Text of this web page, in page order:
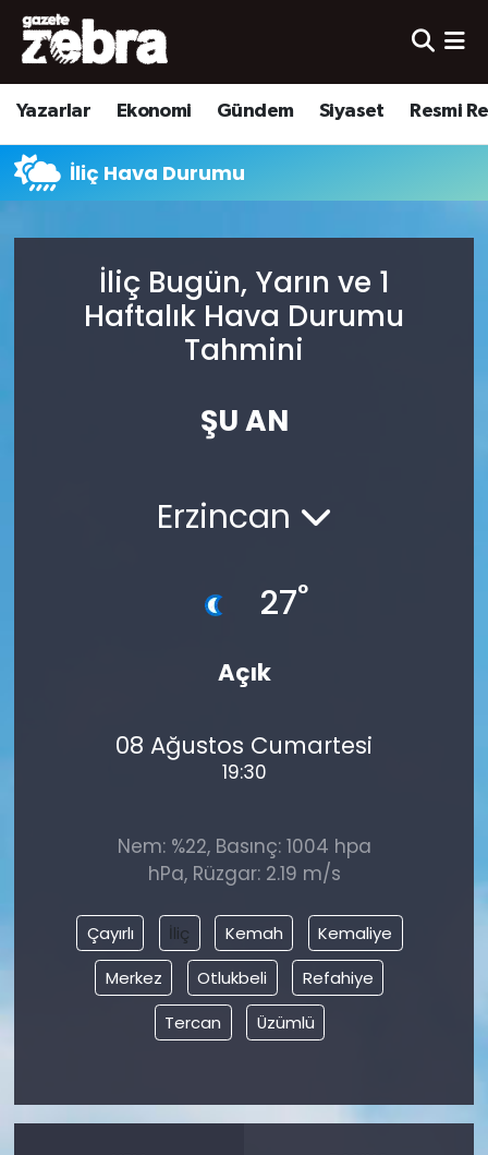
Yazarlar Ekonomi Gündem Siyaset Resmi
İliç Hava Durumu
İliç Bugün, Yarın ve 1
Haftalık Hava Durumu
Tahmini
ŞU AN
Erzincan
27°
Açık
08 Ağustos Cumartesi
19:30
Nem: %22, Basınç: 1004 hpa
hPa, Rüzgar: 2.19 m/s
Çayırlı İliç Kemah
Kemaliye
Merkez
Otlukbeli
Refahiye
Tercan
Üzümlü
Yazarlar
Ekonomi
Kültür-Sanat
Spor
Nöbetçi Eczaneler
Hava Durumu
Trafik Durumu
Tüm Manşetler
Son Dakika Haberleri